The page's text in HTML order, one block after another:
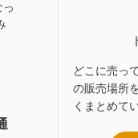
どこに売っ
の販売場所
くまとめて